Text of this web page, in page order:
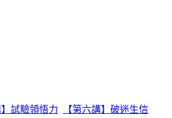
】試驗領悟力
【第六講】破迷生信